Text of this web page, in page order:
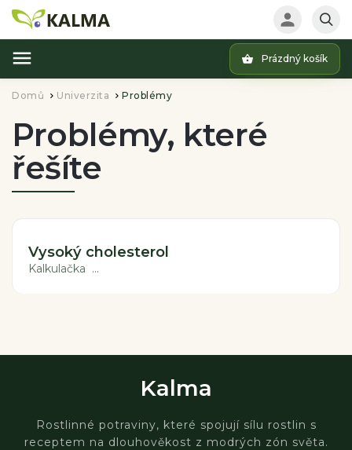
Prázdný košík
Domů / Univerzita / Problémy
Problémy, které
řešíte
Vysoký cholesterol
Kalkulačka ...
Kalma
Rostlinné potraviny, které spojují sílu rostlin s
receptem na dlouhověkost z modrých zón světa.